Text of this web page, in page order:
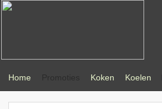
Home Koken Koelen